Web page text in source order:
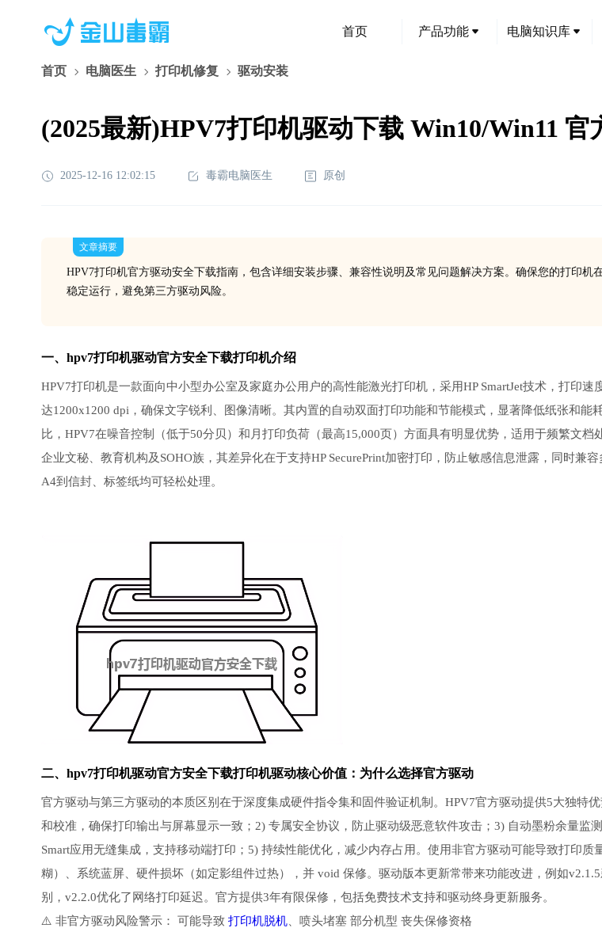
首页 产品功能 电脑知识库
首页 电脑医生 打印机修复 驱动安装
(2025最新)HPV7打印机驱动下载 Win10/Win11 官
2025-12-16 12:02:15 毒霸电脑医生 原创
文章摘要
HPV7打印机官方驱动安全下载指南，包含详细安装步骤、兼容性说明及常见问题解决方案。确保您的打印机
稳定运行，避免第三方驱动风险。
一、hpv7打印机驱动官方安全下载打印机介绍
HPV7打印机是一款面向中小型办公室及家庭办公用户的高性能激光打印机，采用HP SmartJet技术，打印速
达1200x1200 dpi，确保文字锐利、图像清晰。其内置的自动双面打印功能和节能模式，显著降低纸张和能
比，HPV7在噪音控制（低于50分贝）和月打印负荷（最高15,000页）方面具有明显优势，适用于频繁文档
企业文秘、教育机构及SOHO族，其差异化在于支持HP SecurePrint加密打印，防止敏感信息泄露，同时兼
A4到信封、标签纸均可轻松处理。
二、hpv7打印机驱动官方安全下载打印机驱动核心价值：为什么选择官方驱动
官方驱动与第三方驱动的本质区别在于深度集成硬件指令集和固件验证机制。HPV7官方驱动提供5大独特
和校准，确保打印输出与屏幕显示一致；2) 专属安全协议，防止驱动级恶意软件攻击；3) 自动墨粉余量监
Smart应用无缝集成，支持移动端打印；5) 持续性能优化，减少内存占用。使用非官方驱动可能导致打印质
糊）、系统蓝屏、硬件损坏（如定影组件过热），并 void 保修。驱动版本更新常带来功能改进，例如
别，v2.2.0优化了网络打印延迟。官方提供3年有限保修，包括免费技术支持和驱动终身更新服务。
⚠️ 非官方驱动风险警示： 可能导致 打印机脱机 、喷头堵塞 部分机型 丧失保修资格